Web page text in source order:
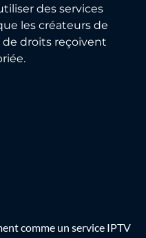
des services
les créateurs de
droits reçoivent
comme un service IPTV